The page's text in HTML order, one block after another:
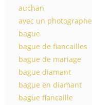
auchan
avec un photographe
bague
bague de fiancailles
bague de mariage
bague diamant
bague en diamant
bague fiancaille